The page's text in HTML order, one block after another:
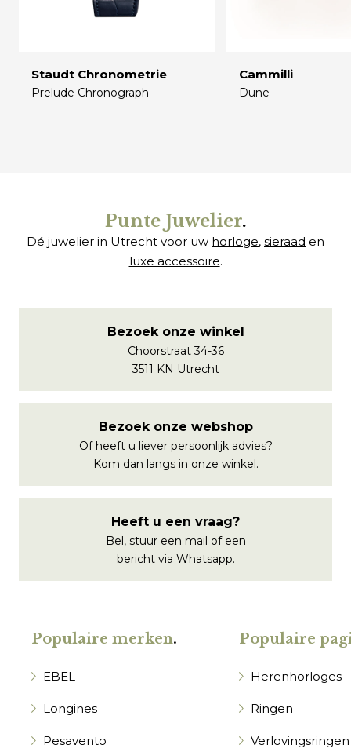
Staudt Chronometrie
Prelude Chronograph
Cammilli
Dune
Punte Juwelier.
Dé juwelier in Utrecht voor uw horloge, sieraad en
luxe accessoire.
Bezoek onze winkel
Choorstraat 34-36
3511 KN Utrecht
Bezoek onze webshop
Of heeft u liever persoonlijk advies?
Kom dan langs in onze winkel.
Heeft u een vraag?
Bel, stuur een mail of een
bericht via Whatsapp.
Populaire merken.
EBEL
Longines
Pesavento
Populaire
Herenhorloges
Ringen
Verlovingsringen